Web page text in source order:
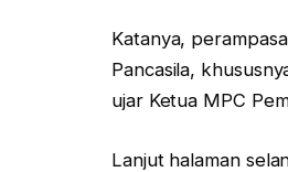
Katanya,
Pancasila,
ujar Ketua MPC
Lanjut halaman